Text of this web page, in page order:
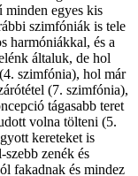
minden egyes kis
szimfóniák is tele
harmóniákkal, és a
általuk, de hol
szimfónia), hol már
(7. szimfónia),
tágasabb teret
volna tölteni (5.
kereteket is
zenék és
fakadnak és mindez